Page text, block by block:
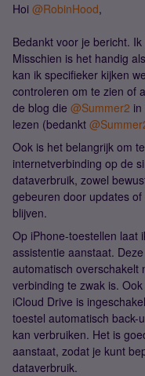
Hoi ​ @RobinHood,
Bedankt voor je bericht.
Misschien is het handig
kan ik specifieker kijken
controleren om te zien of
de blog die ​ @Summer2
lezen (bedankt ​
Ook is het belangrijk om
internetverbinding op de
dataverbruik, zowel
gebeuren door updates
blijven.
Op iPhone-toestellen laat
assistentie aanstaat.
automatisch overschakelt
verbinding te zwak is.
iCloud Drive is
toestel automatisch back-
kan verbruiken. Het is
aanstaat, zodat je kunt
dataverbruik.